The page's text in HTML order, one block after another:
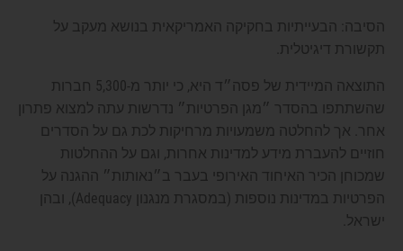
הסיבה: הבעייתיות בחקיקה האמריקאית בנושא מעקב על
תקשורת דיגיטלית.
התוצאה המיידית של פסה״ד היא, כי יותר מ-5,300 חברות
שהשתתפו בהסדר ״מגן הפרטיות״ נדרשות עתה למצוא פתרון
אחר. אך להחלטה משמעויות מרחיקות לכת גם על הסדרים
חוזיים להעברת מידע למדינות אחרות, וגם על ההחלטות
שמכוחן הכיר האיחוד האירופי בעבר ב״נאותות״ ההגנה על
הפרטיות במדינות נוספות (במסגרת מנגנון Adequacy), ובהן
ישראל.